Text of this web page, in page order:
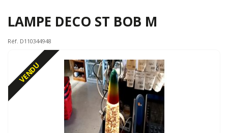
LAMPE DECO ST BOB M
Réf. D110344948
VENDU